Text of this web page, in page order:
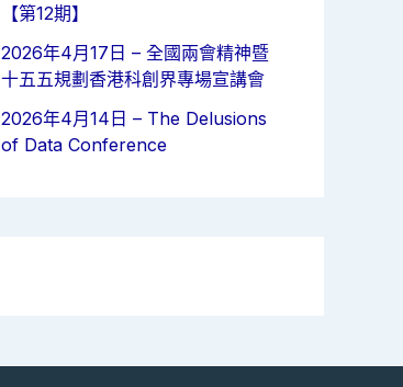
【第12期】
2026年4月17日 – 全國兩會精神暨
十五五規劃香港科創界專場宣講會
2026年4月14日 – The Delusions
of Data Conference